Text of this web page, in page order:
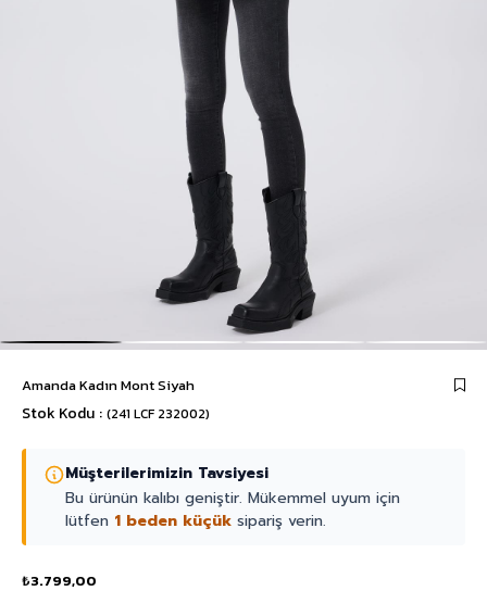
Amanda Kadın Mont Siyah
Stok Kodu (241 LCF 232002)
Müşterilerimizin Tavsiyesi
Bu ürünün kalıbı geniştir. Mükemmel uyum için
lütfen 1 beden küçük sipariş verin.
₺3.799,00